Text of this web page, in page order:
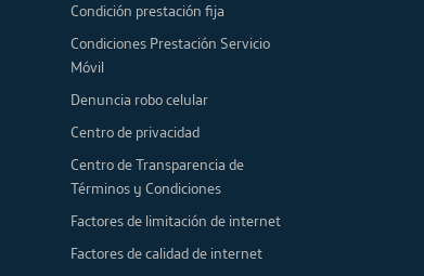
Condición prestación fija
Condiciones Prestación Servicio
Móvil
Denuncia robo celular
Centro de privacidad
Centro de Transparencia de
Términos y Condiciones
Factores de limitación de internet
Factores de calidad de internet